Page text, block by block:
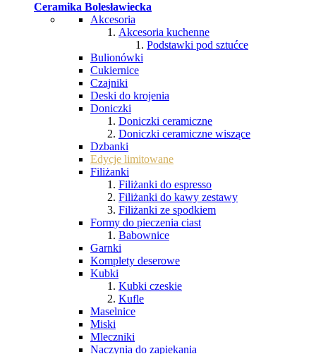
Ceramika Bolesławiecka
Akcesoria
Akcesoria kuchenne
Podstawki pod sztućce
Bulionówki
Cukiernice
Czajniki
Deski do krojenia
Doniczki
Doniczki ceramiczne
Doniczki ceramiczne wiszące
Dzbanki
Edycje limitowane
Filiżanki
Filiżanki do espresso
Filiżanki do kawy zestawy
Filiżanki ze spodkiem
Formy do pieczenia ciast
Babownice
Garnki
Komplety deserowe
Kubki
Kubki czeskie
Kufle
Maselnice
Miski
Mleczniki
Naczynia do zapiekania